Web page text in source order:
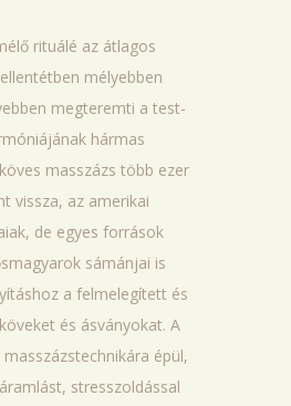
rituálé az átlagos
mélyebben
megteremti a test-
hármas
masszázs több ezer
vissza, az amerikai
de egyes források
sámánjai is
a felmelegített és
és ásványokat. A
épül,
stresszoldással